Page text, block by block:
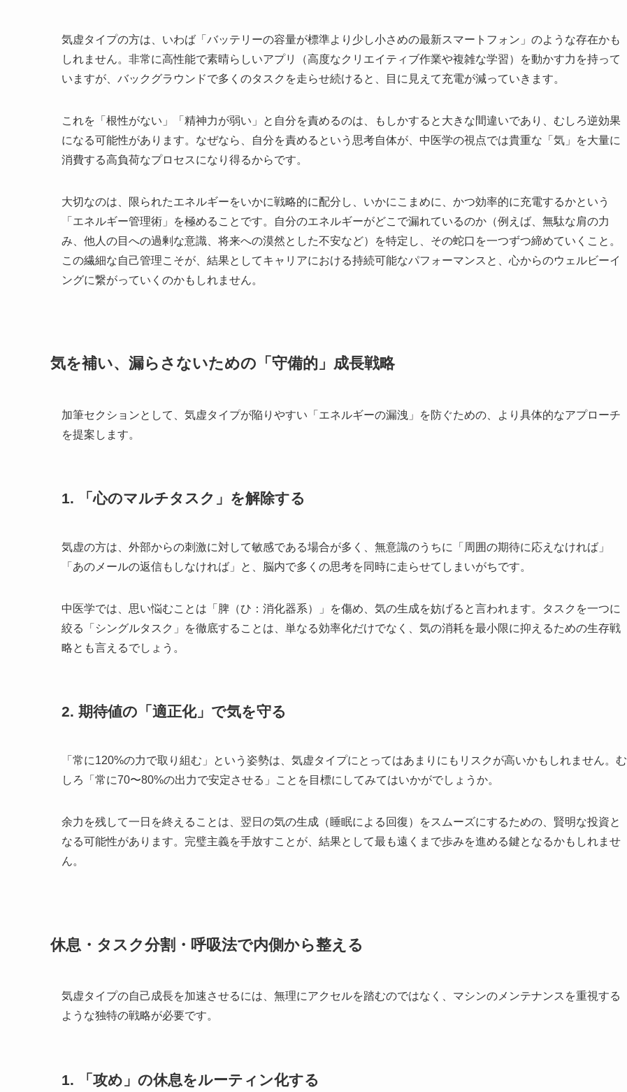
気虚タイプの方は、いわば「バッテリーの容量が標準より少し小さめの最新スマートフォン」のような存在かも
しれません。非常に高性能で素晴らしいアプリ（高度なクリエイティブ作業や複雑な学習）を動かす力を持って
いますが、バックグラウンドで多くのタスクを走らせ続けると、目に見えて充電が減っていきます。
これを「根性がない」「精神力が弱い」と自分を責めるのは、もしかすると大きな間違いであり、むしろ逆効果
になる可能性があります。なぜなら、自分を責めるという思考自体が、中医学の視点では貴重な「気」を大量に
消費する高負荷なプロセスになり得るからです。
大切なのは、限られたエネルギーをいかに戦略的に配分し、いかにこまめに、かつ効率的に充電するかという
「エネルギー管理術」を極めることです。自分のエネルギーがどこで漏れているのか（例えば、無駄な肩の力
み、他人の目への過剰な意識、将来への漠然とした不安など）を特定し、その蛇口を一つずつ締めていくこと。
この繊細な自己管理こそが、結果としてキャリアにおける持続可能なパフォーマンスと、心からのウェルビーイ
ングに繋がっていくのかもしれません。
気を補い、漏らさないための「守備的」成長戦略
加筆セクションとして、気虚タイプが陥りやすい「エネルギーの漏洩」を防ぐための、より具体的なアプローチ
を提案します。
1. 「心のマルチタスク」を解除する
気虚の方は、外部からの刺激に対して敏感である場合が多く、無意識のうちに「周囲の期待に応えなければ」
「あのメールの返信もしなければ」と、脳内で多くの思考を同時に走らせてしまいがちです。
中医学では、思い悩むことは「脾（ひ：消化器系）」を傷め、気の生成を妨げると言われます。タスクを一つに
絞る「シングルタスク」を徹底することは、単なる効率化だけでなく、気の消耗を最小限に抑えるための生存戦
略とも言えるでしょう。
2. 期待値の「適正化」で気を守る
「常に120%の力で取り組む」という姿勢は、気虚タイプにとってはあまりにもリスクが高いかもしれません。む
しろ「常に70〜80%の出力で安定させる」ことを目標にしてみてはいかがでしょうか。
余力を残して一日を終えることは、翌日の気の生成（睡眠による回復）をスムーズにするための、賢明な投資と
なる可能性があります。完璧主義を手放すことが、結果として最も遠くまで歩みを進める鍵となるかもしれませ
ん。
休息・タスク分割・呼吸法で内側から整える
気虚タイプの自己成長を加速させるには、無理にアクセルを踏むのではなく、マシンのメンテナンスを重視する
ような独特の戦略が必要です。
1. 「攻め」の休息をルーティン化する